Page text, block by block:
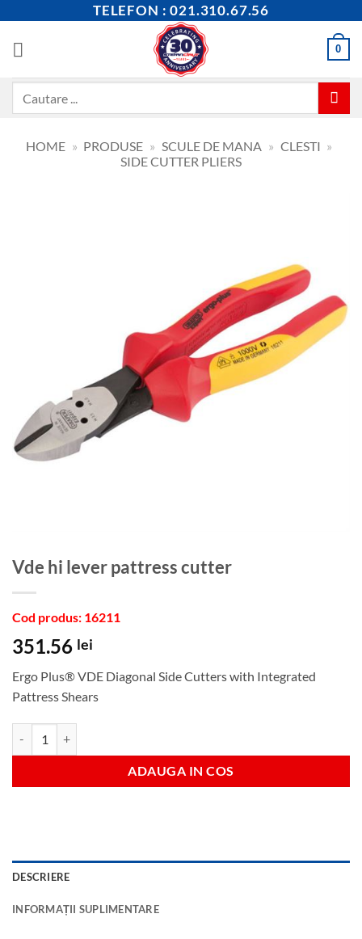
content
TELEFON : 021.310.67.56
0
HOME » PRODUSE » SCULE DE MANA » CLESTI »
SIDE CUTTER PLIERS
Vde hi lever pattress cutter
Cod produs: 16211
351.56 lei
Ergo Plus® VDE Diagonal Side Cutters with Integrated
Pattress Shears
ADAUGA IN COS
DESCRIERE
INFORMAȚII SUPLIMENTARE